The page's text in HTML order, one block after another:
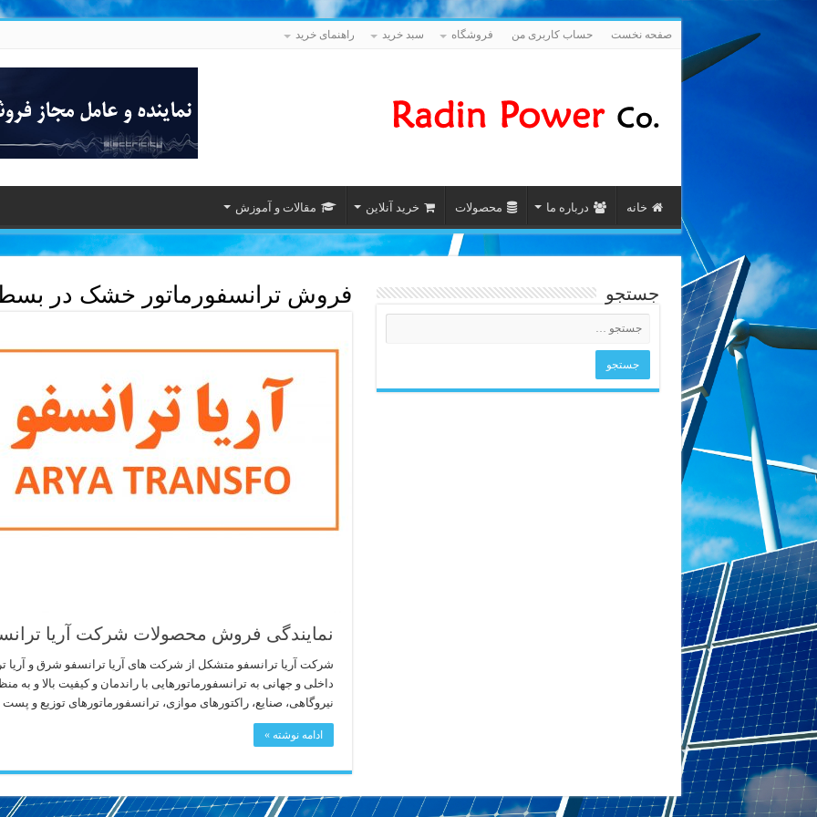
صفحه نخست حساب کاربری من فروشگاه سبد خرید راهنمای خرید
خانه درباره ما محصولات خرید آنلاین مقالات و آموزش
فروش ترانسفورماتور خشک در
نمایندگی فروش محصولات شرکت آریا
شرکت آریا ترانسفو متشکل از شرکت های آریا ترانسفو شرق و آریا
داخلی و جهانی به ترانسفورماتورهایی با راندمان و کیفیت بالا و به
نیروگاهی، صنایع، راکتورهای موازی، ترانسفورماتورهای توزیع و
ادامه نوشته »
جستجو